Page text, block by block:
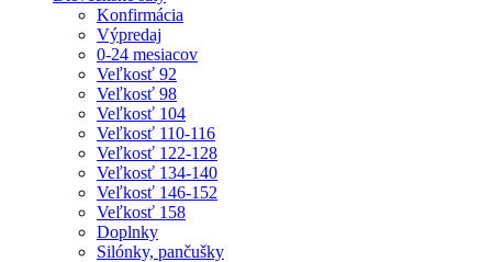
Konfirmácia
Výpredaj
0-24 mesiacov
Veľkosť 92
Veľkosť 98
Veľkosť 104
Veľkosť 110-116
Veľkosť 122-128
Veľkosť 134-140
Veľkosť 146-152
Veľkosť 158
Doplnky
Silónky, pančušky